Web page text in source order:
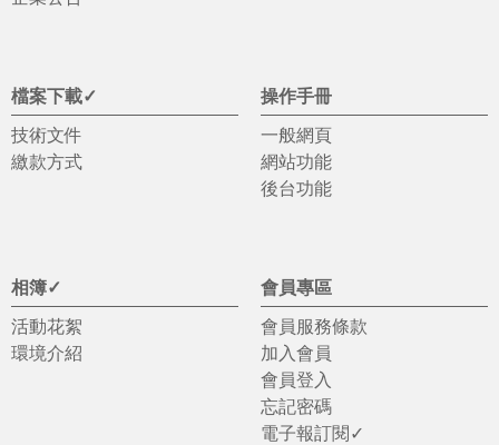
檔案下載✓
技術文件
繳款方式
操作手冊
一般網頁
網站功能
後台功能
相簿✓
活動花絮
環境介紹
會員專區
會員服務條款
加入會員
會員登入
忘記密碼
電子報訂閱✓